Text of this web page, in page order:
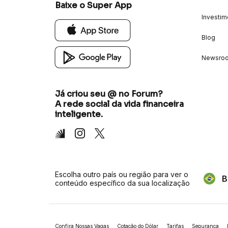
Baixe o Super App
Já criou seu @ no Forum?
A rede social da vida financeira
inteligente.
Inter Instagram
X
Blog
Escolha outro país ou região para ver o
conteúdo específico da sua localização
Confira Nossas Vagas Cotação do Dólar Tarifas Segurança